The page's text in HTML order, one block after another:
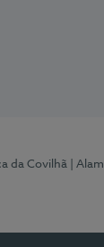
da Covilhã |